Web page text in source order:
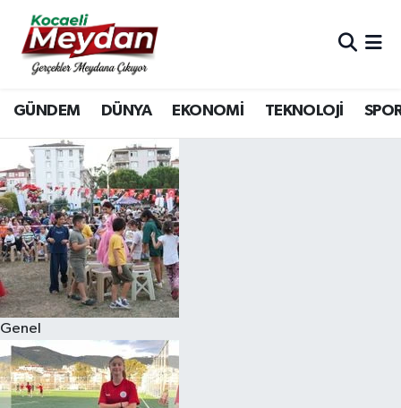
GÜNDEM DÜNYA EKONOMİ TEKNOLOJİ
Genel
Nöbetçi Eczaneler
Hava Durumu
Trafik Durumu
Süper Lig Puan Durumu ve Fikstür
Tüm Manşetler
Son Dakika Haberleri
Haber Arşivi